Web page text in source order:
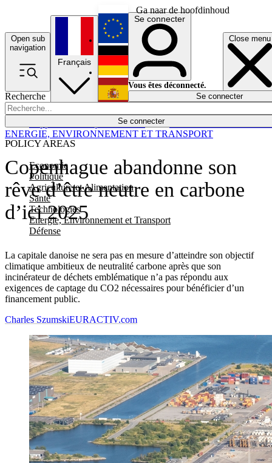
Ga naar de hoofdinhoud
Open sub
navigation
Close menu
Recherche
Se connecter
POLICY AREAS
Economie
Politique
Agriculture et Alimentation
Santé
Technologies
Energie, Environnement et Transport
Défense
Économie
Français
English
Deutsch
Español
Se connecter
Vous êtes déconnecté.
Se connecter
Copenhague abandonne son
rêve d’être neutre en carbone
d’ici 2025
La capitale danoise ne sera pas en mesure d’atteindre son objectif
climatique ambitieux de neutralité carbone après que son
incinérateur de déchets emblématique n’a pas répondu aux
exigences de captage du CO2 nécessaires pour bénéficier d’un
financement public.
ENERGIE, ENVIRONNEMENT ET TRANSPORT
Charles SzumskiEURACTIV.com